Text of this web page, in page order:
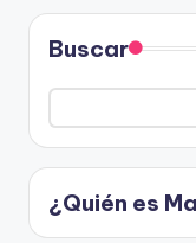
Buscar
¿Quién es